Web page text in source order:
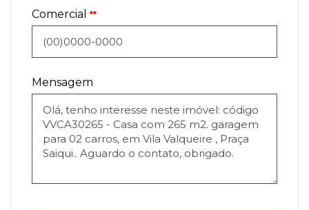
Comercial **
Mensagem